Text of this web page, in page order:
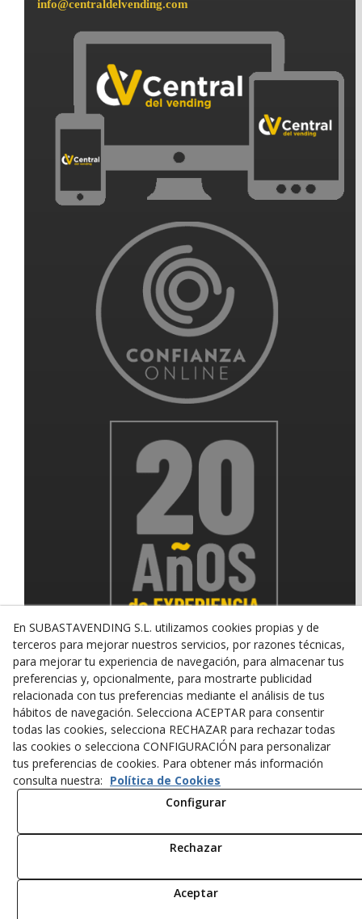
info@centraldelvending.com
© 08/2026 SUBASTAVENDING SL - Todos los derechos
reservados.
Política de Privacidad Aviso Legal Política de Cookies
En SUBASTAVENDING S.L. utilizamos cookies propias y de
terceros para mejorar nuestros servicios, por razones técnicas,
para mejorar tu experiencia de navegación, para almacenar tus
preferencias y, opcionalmente, para mostrarte publicidad
relacionada con tus preferencias mediante el análisis de tus
hábitos de navegación. Selecciona ACEPTAR para consentir
todas las cookies, selecciona RECHAZAR para rechazar todas
las cookies o selecciona CONFIGURACIÓN para personalizar
tus preferencias de cookies. Para obtener más información
consulta nuestra: Política de Cookies
Configurar
Rechazar
Aceptar